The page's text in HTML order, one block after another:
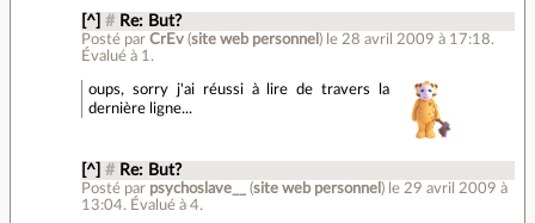
[^] # Re: But?
Posté parCrEv (site web personnel ) le 28 avril 2009 à 17:18.
Évalué à 1 .
oups, sorry j'ai réussi à lire de travers la
dernière ligne...
[^] # Re: But?
Posté par psychoslave__ (site web personnel ) le 29 avril 2009 à
13:04. Évalué à4.